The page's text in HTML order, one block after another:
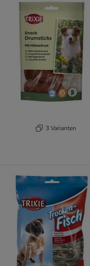
3 Varianten